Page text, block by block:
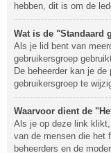
hebben, dit is om de
Wat is de "Standaard
Als je lid bent van
gebruikersgroep
De beheerder kan je
gebruikersgroep te
Waarvoor dient de
Als je op deze link
van de mensen die het
beheerders en de